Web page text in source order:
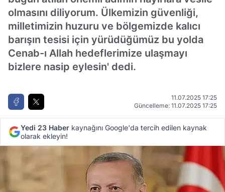
olmasını diliyorum. Ülkemizin güvenliği,
milletimizin huzuru ve bölgemizde kalıcı
barışın tesisi için yürüdüğümüz bu yolda
Cenab-ı Allah hedeflerimize ulaşmayı
bizlere nasip eylesin' dedi.
11.07.2025 17:25
Güncelleme: 11.07.2025 17:25
Yedi 23 Haber kaynağını Google'da tercih edilen kaynak
olarak ekleyin!